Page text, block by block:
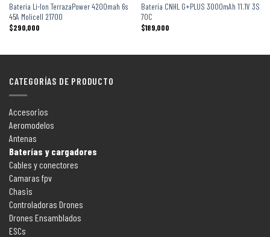
Batería Li-Ion TerrazaPower 4200mah 6s
45A Molicell 21700
$290,000
Batería CNHL G+PLUS 3000mAh 11.1V 3S
70C
$189,000
CATEGORÍAS DE PRODUCTO
Accesorios
Aeromodelos
Antenas
Baterías y cargadores
Cables y conectores
Camaras fpv
Chasis
Controladoras Drones
Drones Ensamblados
ESCs